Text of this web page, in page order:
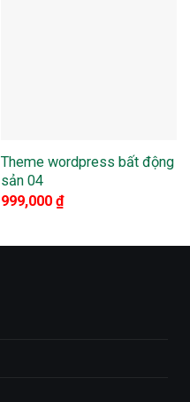
Theme wordpress bất động
sản 04
999,000 ₫